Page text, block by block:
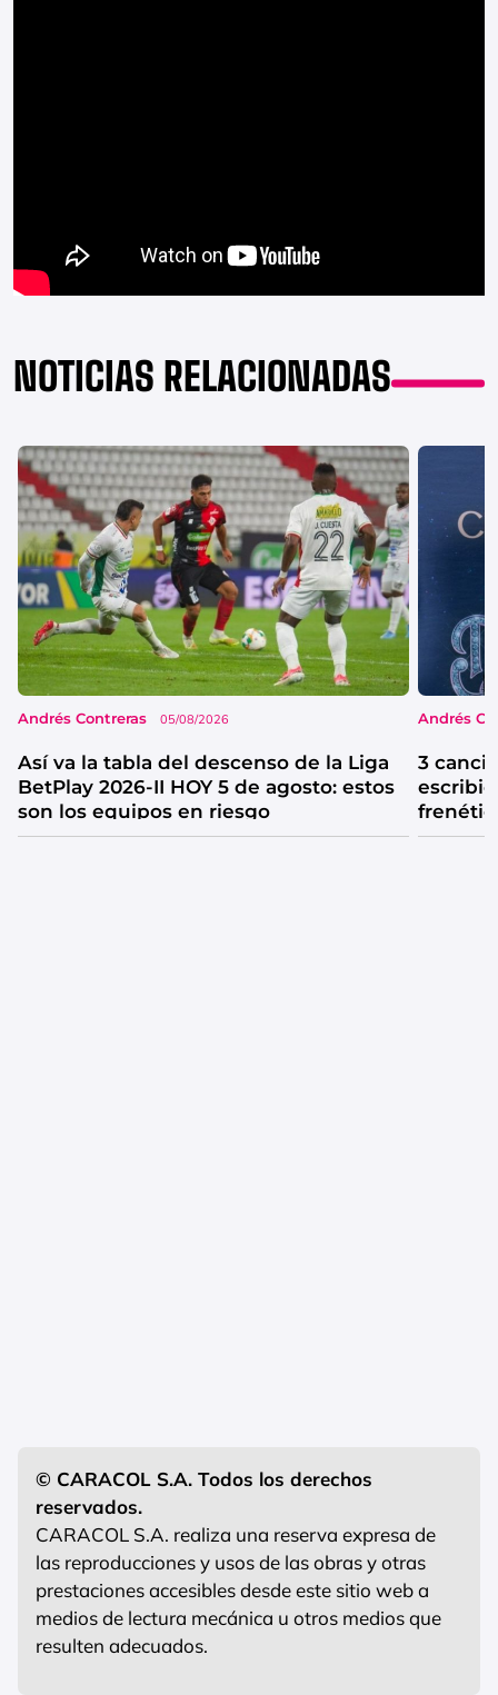
NOTICIAS RELACIONADAS
Andrés Contreras 05/08/2026
Así va la tabla del descenso de la Liga
BetPlay 2026-II HOY 5 de agosto: estos
son los equipos en riesgo
Andrés
3
© CARACOL S.A. Todos los derechos
reservados.
CARACOL S.A. realiza una reserva expresa de
las reproducciones y usos de las obras y otras
prestaciones accesibles desde este sitio web a
medios de lectura mecánica u otros medios que
resulten adecuados.